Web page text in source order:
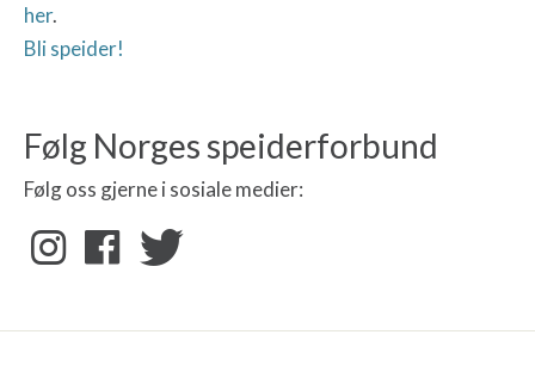
her.
Bli speider!
Følg Norges speiderforbund
Følg oss gjerne i sosiale medier: